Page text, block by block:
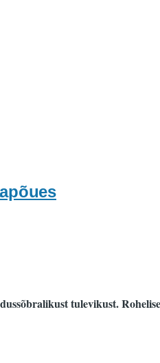
tulevikust.